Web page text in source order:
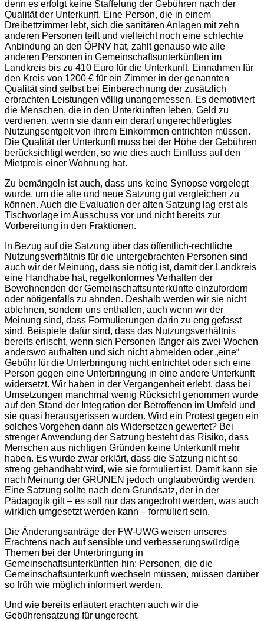
denn es erfolgt keine Staffelung der Gebühren nach der
Qualität der Unterkunft. Eine Person, die in einem
Dreibettzimmer lebt, sich die sanitären Anlagen mit zehn
anderen Personen teilt und vielleicht noch eine schlechte
Anbindung an den ÖPNV hat, zahlt genauso wie alle
anderen Personen in Gemeinschaftsunterkünften im
Landkreis bis zu 410 Euro für die Unterkunft. Einnahmen für
den Kreis von 1200 € für ein Zimmer in der genannten
Qualität sind selbst bei Einberechnung der zusätzlich
erbrachten Leistungen völlig unangemessen. Es demotiviert
die Menschen, die in den Unterkünften leben, Geld zu
verdienen, wenn sie dann ein derart ungerechtfertigtes
Nutzungsentgelt von ihrem Einkommen entrichten müssen.
Die Qualität der Unterkunft muss bei der Höhe der Gebühren
berücksichtigt werden, so wie dies auch Einfluss auf den
Mietpreis einer Wohnung hat.
Zu bemängeln ist auch, dass uns keine Synopse vorgelegt
wurde, um die alte und neue Satzung gut vergleichen zu
können. Auch die Evaluation der alten Satzung lag erst als
Tischvorlage im Ausschuss vor und nicht bereits zur
Vorbereitung in den Fraktionen.
In Bezug auf die Satzung über das öffentlich-rechtliche
Nutzungsverhältnis für die untergebrachten Personen sind
auch wir der Meinung, dass sie nötig ist, damit der Landkreis
eine Handhabe hat, regelkonformes Verhalten der
Bewohnenden der Gemeinschaftsunterkünfte einzufordern
oder nötigenfalls zu ahnden. Deshalb werden wir sie nicht
ablehnen, sondern uns enthalten, auch wenn wir der
Meinung sind, dass Formulierungen darin zu eng gefasst
sind. Beispiele dafür sind, dass das Nutzungsverhältnis
bereits erlischt, wenn sich Personen länger als zwei Wochen
anderswo aufhalten und sich nicht abmelden oder „eine“
Gebühr für die Unterbringung nicht entrichtet oder sich eine
Person gegen eine Unterbringung in eine andere Unterkunft
widersetzt. Wir haben in der Vergangenheit erlebt, dass bei
Umsetzungen manchmal wenig Rücksicht genommen wurde
auf den Stand der Integration der Betroffenen im Umfeld und
sie quasi herausgerissen wurden. Wird ein Protest gegen ein
solches Vorgehen dann als Widersetzen gewertet? Bei
strenger Anwendung der Satzung besteht das Risiko, dass
Menschen aus nichtigen Gründen keine Unterkunft mehr
haben. Es wurde zwar erklärt, dass die Satzung nicht so
streng gehandhabt wird, wie sie formuliert ist. Damit kann sie
nach Meinung der GRÜNEN jedoch unglaubwürdig werden.
Eine Satzung sollte nach dem Grundsatz, der in der
Pädagogik gilt – es soll nur das angedroht werden, was auch
wirklich umgesetzt werden kann – formuliert sein.
Die Änderungsanträge der FW-UWG weisen unseres
Erachtens nach auf sensible und verbesserungswürdige
Themen bei der Unterbringung in
Gemeinschaftsunterkünften hin: Personen, die die
Gemeinschaftsunterkunft wechseln müssen, müssen darüber
so früh wie möglich informiert werden.
Und wie bereits erläutert erachten auch wir die
Gebührensatzung für ungerecht.